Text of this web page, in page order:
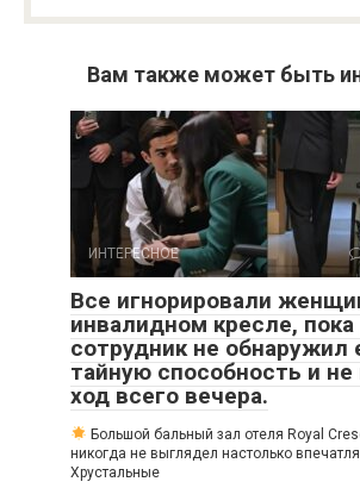
Вам также может быть
ИНТЕРЕСНОЕ
Все игнорировали
инвалидном кресле,
сотрудник не обнаружил
тайную способность и не
ход всего вечера.
Большой бальный зал отеля Royal
никогда не выглядел настолько
Хрустальные